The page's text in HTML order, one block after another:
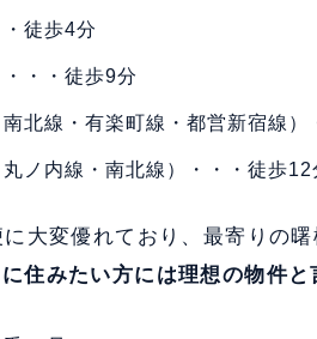
徒歩4分
・・徒歩9分
北線・有楽町線・都営新宿線）
ノ内線・南北線）・・・徒歩12
大変優れており、最寄りの
住みたい方には理想の物件と